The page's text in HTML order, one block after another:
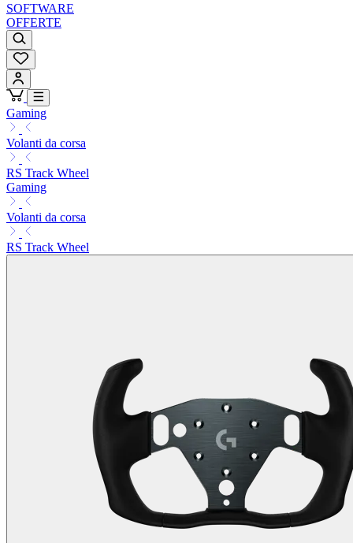
SOFTWARE
OFFERTE
Gaming
Volanti da corsa
RS Track Wheel
Gaming
Volanti da corsa
RS Track Wheel